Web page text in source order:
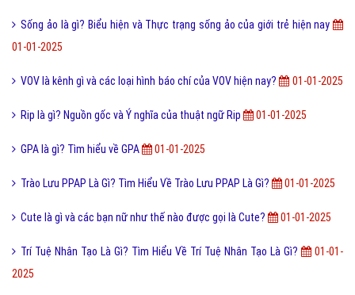
Sống ảo là gì? Biểu hiện và Thực trạng sống ảo của giới trẻ hiện nay
01-01-2025
VOV là kênh gì và các loại hình báo chí của VOV hiện nay? 01-01-2025
Rip là gì? Nguồn gốc và Ý nghĩa của thuật ngữ Rip 01-01-2025
GPA là gì? Tìm hiểu về GPA 01-01-2025
Trào Lưu PPAP Là Gì? Tìm Hiểu Về Trào Lưu PPAP Là Gì? 01-01-2025
Cute là gì và các bạn nữ như thế nào được gọi là Cute? 01-01-2025
Trí Tuệ Nhân Tạo Là Gì? Tìm Hiểu Về Trí Tuệ Nhân Tạo Là Gì?
01-01-
2025